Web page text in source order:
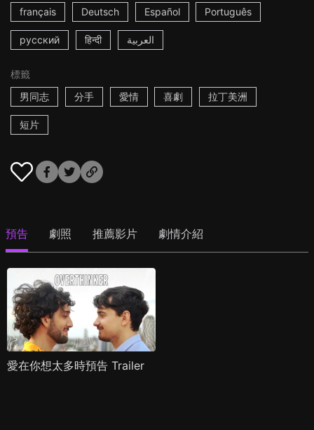
français Deutsch Español Português
русский हिन्दी العربية
標籤
男同志
分手 愛情 喜劇 拉丁美洲
短片
預告 劇照 推薦影片 劇情介紹
愛在你想太多時預告 Trailer